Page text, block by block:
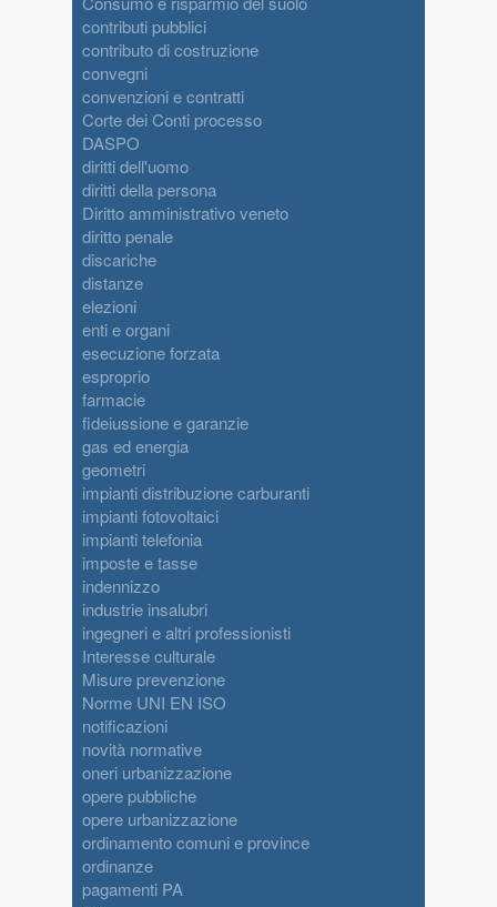
contributi pubblici
contributo di costruzione
convegni
convenzioni e contratti
Corte dei Conti processo
DASPO
diritti dell'uomo
diritti della persona
Diritto amministrativo veneto
diritto penale
discariche
distanze
elezioni
enti e organi
esecuzione forzata
esproprio
farmacie
fideiussione e garanzie
gas ed energia
geometri
impianti distribuzione carburanti
impianti fotovoltaici
impianti telefonia
imposte e tasse
indennizzo
industrie insalubri
ingegneri e altri professionisti
Interesse culturale
Misure prevenzione
Norme UNI EN ISO
notificazioni
novità normative
oneri urbanizzazione
opere pubbliche
opere urbanizzazione
ordinamento comuni e province
ordinanze
pagamenti PA